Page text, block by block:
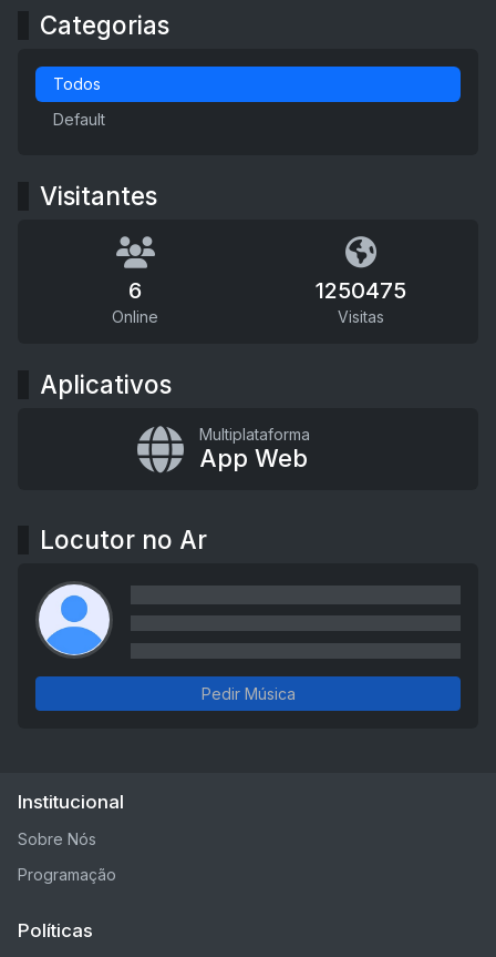
Categorias
Todos
Default
Visitantes
6
Online
1250475
Visitas
Aplicativos
Multiplataforma
App Web
Locutor no Ar
Pedir Música
Institucional
Sobre Nós
Programação
Políticas